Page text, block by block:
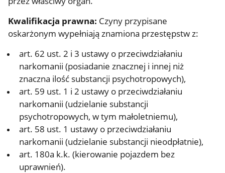
Kwalifikacja prawna: Czyny przypisane
oskarżonym wypełniają znamiona przestępstw z:
art. 62 ust. 2 i 3 ustawy o przeciwdziałaniu
narkomanii (posiadanie znacznej i innej niż
znaczna ilość substancji psychotropowych),
art. 59 ust. 1 i 2 ustawy o przeciwdziałaniu
narkomanii (udzielanie substancji
psychotropowych, w tym małoletniemu),
art. 58 ust. 1 ustawy o przeciwdziałaniu
narkomanii (udzielanie substancji nieodpłatnie),
art. 180a k.k. (kierowanie pojazdem bez
uprawnień).